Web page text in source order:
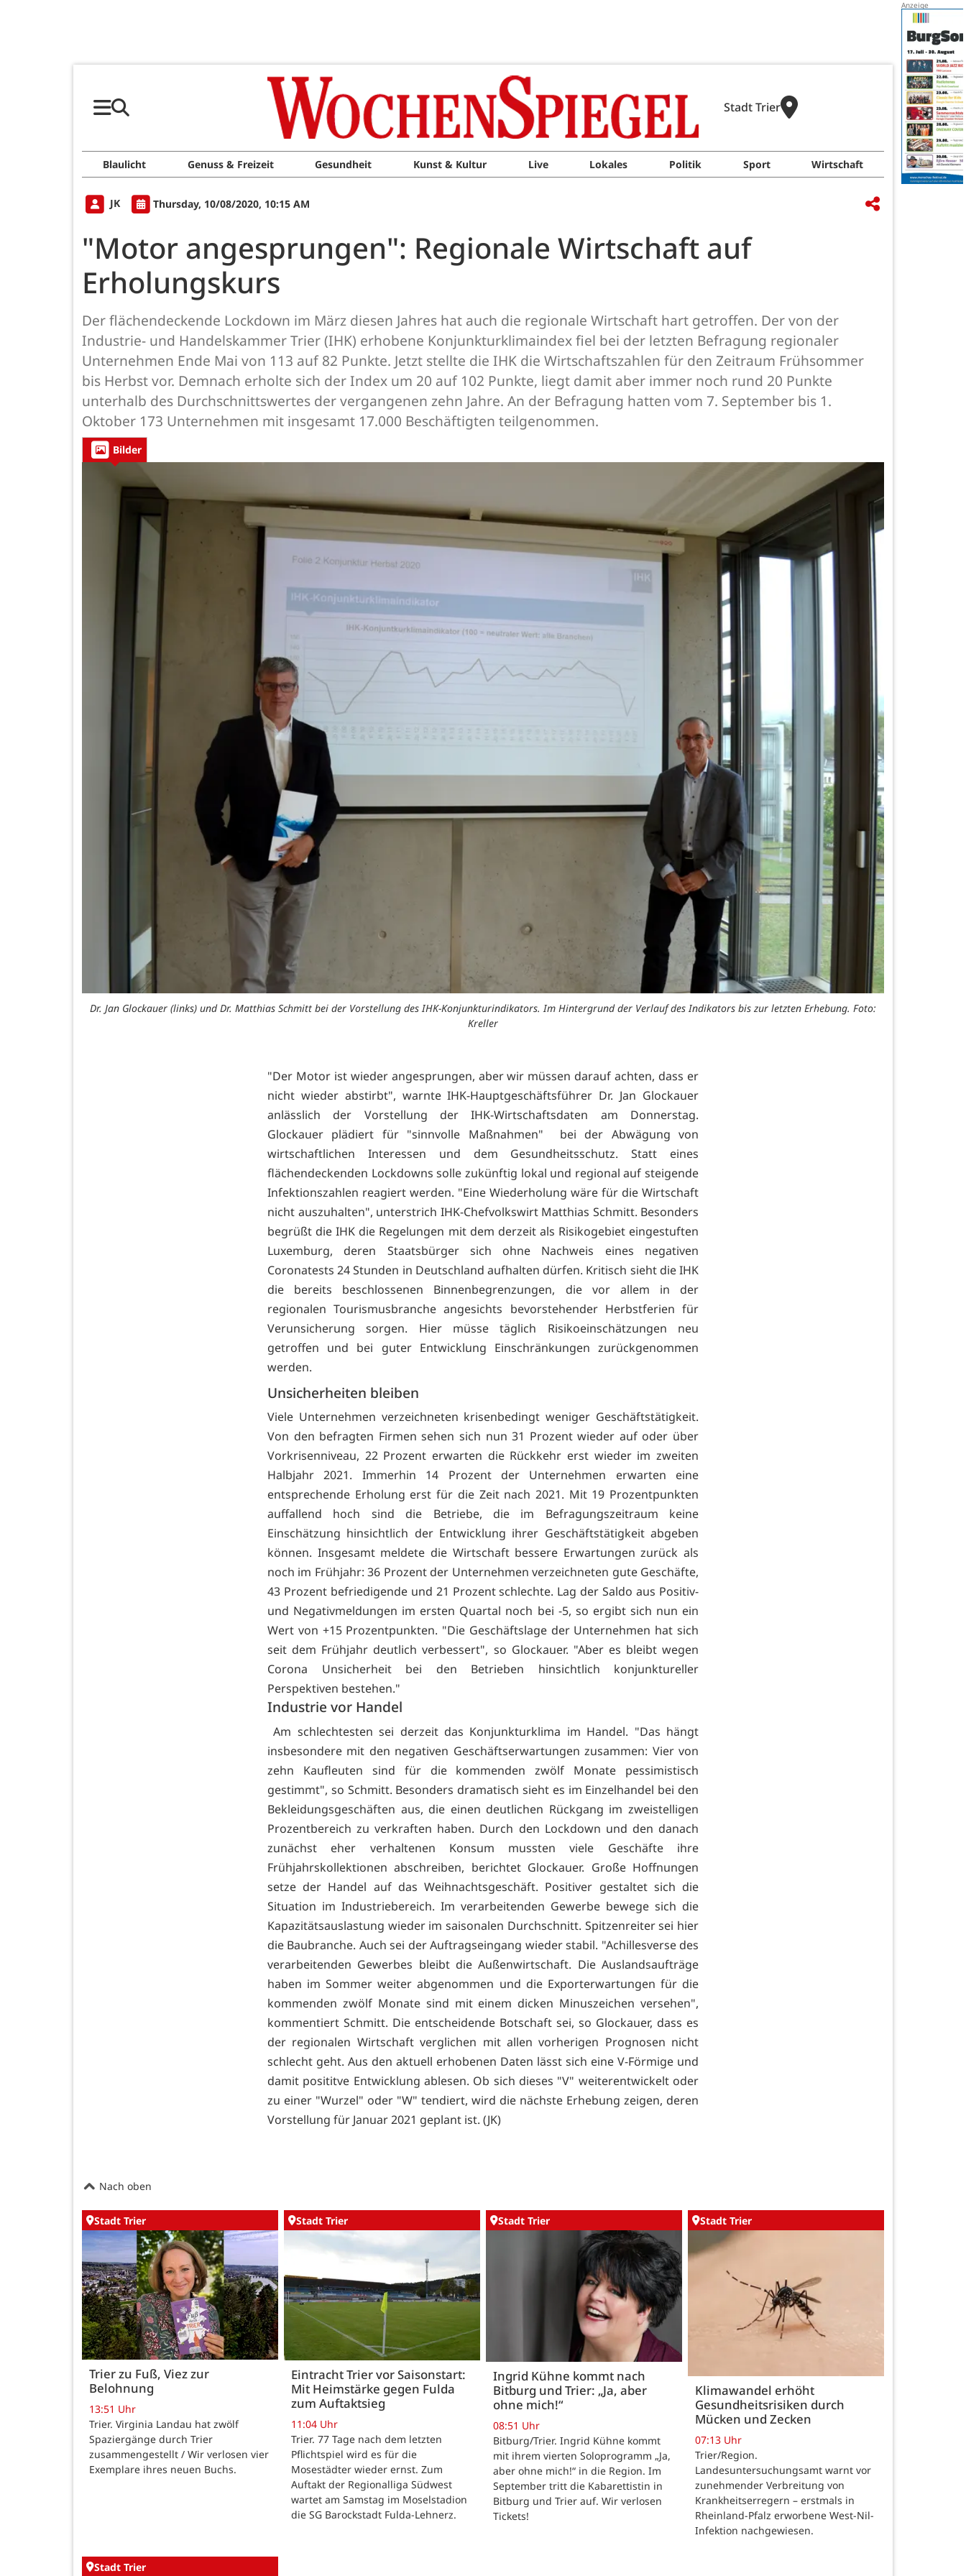
Stadt Trier
Blaulicht Genuss & Freizeit Gesundheit Kunst & Kultur Live Lokales Politik Sport Wirtschaft
JK Thursday, 10/08/2020, 10:15 AM
"Motor angesprungen": Regionale Wirtschaft auf
Erholungskurs
Der flächendeckende Lockdown im März diesen Jahres hat auch die regionale Wirtschaft hart getroffen. Der von der
Industrie- und Handelskammer Trier (IHK) erhobene Konjunkturklimaindex fiel bei der letzten Befragung regionaler
Unternehmen Ende Mai von 113 auf 82 Punkte. Jetzt stellte die IHK die Wirtschaftszahlen für den Zeitraum Frühsommer
bis Herbst vor. Demnach erholte sich der Index um 20 auf 102 Punkte, liegt damit aber immer noch rund 20 Punkte
unterhalb des Durchschnittswertes der vergangenen zehn Jahre. An der Befragung hatten vom 7. September bis 1.
Oktober 173 Unternehmen mit insgesamt 17.000 Beschäftigten teilgenommen.
Bilder
Dr. Jan Glockauer (links) und Dr. Matthias Schmitt bei der Vorstellung des IHK-Konjunkturindikators. Im Hintergrund der Verlauf des Indikators bis zur letzten Erhebung. Foto:
Kreller
"Der Motor ist wieder angesprungen, aber wir müssen darauf achten, dass er
nicht wieder abstirbt", warnte IHK-Hauptgeschäftsführer Dr. Jan Glockauer
anlässlich der Vorstellung der IHK-Wirtschaftsdaten am Donnerstag.
Glockauer plädiert für "sinnvolle Maßnahmen" bei der Abwägung von
wirtschaftlichen Interessen und dem Gesundheitsschutz. Statt eines
flächendeckenden Lockdowns solle zukünftig lokal und regional auf steigende
Infektionszahlen reagiert werden. "Eine Wiederholung wäre für die Wirtschaft
nicht auszuhalten", unterstrich IHK-Chefvolkswirt Matthias Schmitt. Besonders
begrüßt die IHK die Regelungen mit dem derzeit als Risikogebiet eingestuften
Luxemburg, deren Staatsbürger sich ohne Nachweis eines negativen
Coronatests 24 Stunden in Deutschland aufhalten dürfen. Kritisch sieht die IHK
die bereits beschlossenen Binnenbegrenzungen, die vor allem in der
regionalen Tourismusbranche angesichts bevorstehender Herbstferien für
Verunsicherung sorgen. Hier müsse täglich Risikoeinschätzungen neu
getroffen und bei guter Entwicklung Einschränkungen zurückgenommen
werden.
Unsicherheiten bleiben
Viele Unternehmen verzeichneten krisenbedingt weniger Geschäftstätigkeit.
Von den befragten Firmen sehen sich nun 31 Prozent wieder auf oder über
Vorkrisenniveau, 22 Prozent erwarten die Rückkehr erst wieder im zweiten
Halbjahr 2021. Immerhin 14 Prozent der Unternehmen erwarten eine
entsprechende Erholung erst für die Zeit nach 2021. Mit 19 Prozentpunkten
auffallend hoch sind die Betriebe, die im Befragungszeitraum keine
Einschätzung hinsichtlich der Entwicklung ihrer Geschäftstätigkeit abgeben
können. Insgesamt meldete die Wirtschaft bessere Erwartungen zurück als
noch im Frühjahr: 36 Prozent der Unternehmen verzeichneten gute Geschäfte,
43 Prozent befriedigende und 21 Prozent schlechte. Lag der Saldo aus Positiv-
und Negativmeldungen im ersten Quartal noch bei -5, so ergibt sich nun ein
Wert von +15 Prozentpunkten. "Die Geschäftslage der Unternehmen hat sich
seit dem Frühjahr deutlich verbessert", so Glockauer. "Aber es bleibt wegen
Corona Unsicherheit bei den Betrieben hinsichtlich konjunktureller
Perspektiven bestehen."
Industrie vor Handel
Am schlechtesten sei derzeit das Konjunkturklima im Handel. "Das hängt
insbesondere mit den negativen Geschäftserwartungen zusammen: Vier von
zehn Kaufleuten sind für die kommenden zwölf Monate pessimistisch
gestimmt", so Schmitt. Besonders dramatisch sieht es im Einzelhandel bei den
Bekleidungsgeschäften aus, die einen deutlichen Rückgang im zweistelligen
Prozentbereich zu verkraften haben. Durch den Lockdown und den danach
zunächst eher verhaltenen Konsum mussten viele Geschäfte ihre
Frühjahrskollektionen abschreiben, berichtet Glockauer. Große Hoffnungen
setze der Handel auf das Weihnachtsgeschäft. Positiver gestaltet sich die
Situation im Industriebereich. Im verarbeitenden Gewerbe bewege sich die
Kapazitätsauslastung wieder im saisonalen Durchschnitt. Spitzenreiter sei hier
die Baubranche. Auch sei der Auftragseingang wieder stabil. "Achillesverse des
verarbeitenden Gewerbes bleibt die Außenwirtschaft. Die Auslandsaufträge
haben im Sommer weiter abgenommen und die Exporterwartungen für die
kommenden zwölf Monate sind mit einem dicken Minuszeichen versehen",
kommentiert Schmitt. Die entscheidende Botschaft sei, so Glockauer, dass es
der regionalen Wirtschaft verglichen mit allen vorherigen Prognosen nicht
schlecht geht. Aus den aktuell erhobenen Daten lässt sich eine V-Förmige und
damit posititve Entwicklung ablesen. Ob sich dieses "V" weiterentwickelt oder
zu einer "Wurzel" oder "W" tendiert, wird die nächste Erhebung zeigen, deren
Vorstellung für Januar 2021 geplant ist. (JK)
Nach oben
Stadt Trier
Trier zu Fuß, Viez zur
Belohnung
13:51 Uhr
Trier. Virginia Landau hat zwölf
Spaziergänge durch Trier
zusammengestellt / Wir verlosen vier
Exemplare ihres neuen Buchs.
Stadt Trier
Eintracht Trier vor Saisonstart:
Mit Heimstärke gegen Fulda
zum Auftaktsieg
11:04 Uhr
Trier. 77 Tage nach dem letzten
Pflichtspiel wird es für die
Mosestädter wieder ernst. Zum
Auftakt der Regionalliga Südwest
wartet am Samstag im Moselstadion
die SG Barockstadt Fulda-Lehnerz.
Stadt Trier
Ingrid Kühne kommt nach
Bitburg und Trier: „Ja, aber
ohne mich!“
08:51 Uhr
Bitburg/Trier. Ingrid Kühne kommt
mit ihrem vierten Soloprogramm „Ja,
aber ohne mich!“ in die Region. Im
September tritt die Kabarettistin in
Bitburg und Trier auf. Wir verlosen
Tickets!
Stadt Trier
Klimawandel erhöht
Gesundheitsrisiken durch
Mücken und Zecken
07:13 Uhr
Trier/Region.
Landesuntersuchungsamt warnt vor
zunehmender Verbreitung von
Krankheitserregern – erstmals in
Rheinland-Pfalz erworbene West-Nil-
Infektion nachgewiesen.
Stadt Trier